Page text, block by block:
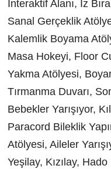
İnteraktif Alanı, İz
Sanal Gerçeklik
Kalemlik Boyama
Masa Hokeyi, Floor
Yakma Atölyesi,
Tırmanma Duvarı,
Bebekler Yarışıyor,
Paracord Bileklik
Atölyesi, Aileler
Yeşilay, Kızılay,